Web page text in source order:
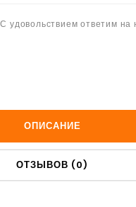
удовольствием ответим на
ОПИСАНИЕ
ОТЗЫВОВ (0)